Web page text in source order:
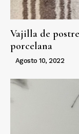
Vajilla de
porcelana
Agosto 10, 2022